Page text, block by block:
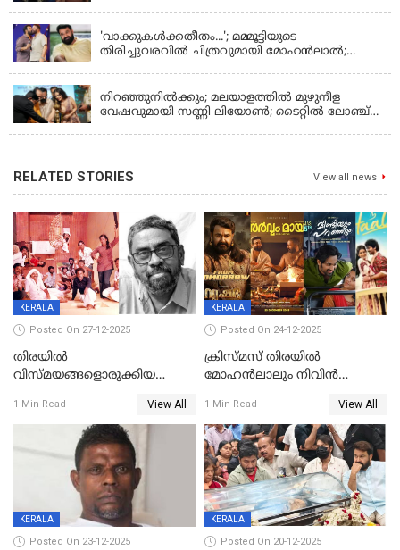
'വാക്കുകള്‍ക്കതീതം...'; മമ്മൂട്ടിയുടെ
തിരിച്ചുവരവില്‍ ചിത്രവുമായി മോഹന്‍ലാല്‍;
നിറഞ്ഞുനിൽക്കും; മലയാളത്തിൽ മുഴുനീള
വേഷവുമായി സണ്ണി ലിയോൺ; ടൈറ്റിൽ ലോഞ്ച്
RELATED STORIES View all news
KERALA
Posted On 27-12-2025
തിരയിൽ
വിസ്മയങ്ങളൊരുക്കിയ
ശേഖര്‍ അന്തരിച്ചു
1 Min Read View All
KERALA
Posted On 24-12-2025
ക്രിസ്മസ് തിരയിൽ
മോഹൻലാലും നിവിൻ
ഷെയ്‌നും; 200 കോടി
മുടക്കിയെത്തുന്ന
വൃഷഭയുൾപ്പെടെ കാണാം
1 Min Read View All
KERALA
Posted On 23-12-2025
KERALA
Posted On 20-12-2025